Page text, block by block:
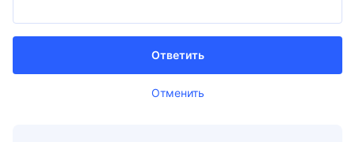
Отменить
Ответить